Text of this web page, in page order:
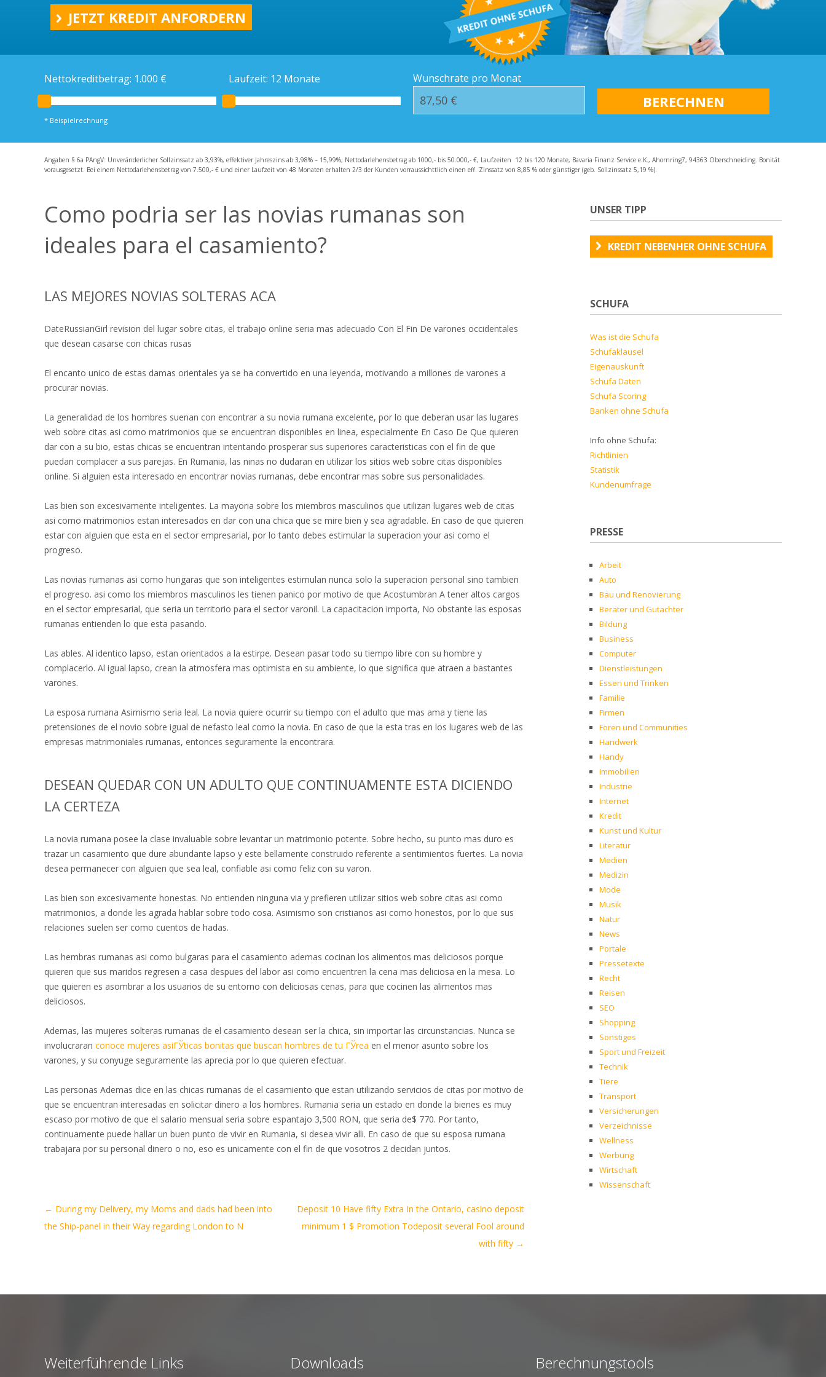
Kreditrechner
Häufige Fragen – FAQ
JETZT KREDIT ANFORDERN
Nettokreditbetrag: 1.000 € Laufzeit: 12 Monate Wunschrate pro Monat
* Beispielrechnung
Angaben § 6a PAngV: Unveränderlicher Sollzinssatz ab 3,93%, effektiver Jahreszins ab 3,98% – 15,99%, Nettodarlehensbetrag ab 1000,- bis 50.000,- €, Laufzeiten 12 bis 120 Monate, Bavaria Finanz Service e.K., Ahornring7, 94363 Oberschneiding. Bonität
vorausgesetzt. Bei einem Nettodarlehensbetrag von 7.500,- € und einer Laufzeit von 48 Monaten erhalten 2/3 der Kunden vorraussichttlich einen eff. Zinssatz von 8,85 % oder günstiger (geb. Sollzinssatz 5,19 %).
Como podri­a ser las novias rumanas son
ideales para el casamiento?
LAS MEJORES NOVIAS SOLTERAS ACA
DateRussianGirl revision del lugar sobre citas, el trabajo online seri­a mas adecuado Con El Fin De varones occidentales
que desean casarse con chicas rusas
El encanto unico de estas damas orientales ya se ha convertido en una leyenda, motivando a millones de varones a
procurar novias.
La generalidad de los hombres suenan con encontrar a su novia rumana excelente, por lo que deberan usar las lugares
web sobre citas asi­ como matrimonios que se encuentran disponibles en linea, especialmente En Caso De Que quieren
dar con a su bio, estas chicas se encuentran intentando prosperar sus superiores caracteristicas con el fin de que
puedan complacer a sus parejas. En Rumania, las ninas no dudaran en utilizar los sitios web sobre citas disponibles
online. Si alguien esta interesado en encontrar novias rumanas, debe encontrar mas sobre sus personalidades.
Las bien son excesivamente inteligentes. La mayoria sobre los miembros masculinos que utilizan lugares web de citas
asi­ como matrimonios estan interesados en dar con una chica que se mire bien y sea agradable. En caso de que quieren
estar con alguien que esta en el sector empresarial, por lo tanto debes estimular la superacion your asi­ como el
progreso.
Las novias rumanas asi­ como hungaras que son inteligentes estimulan nunca solo la superacion personal sino tambien
el progreso. asi­ como los miembros masculinos les tienen panico por motivo de que Acostumbran A tener altos cargos
en el sector empresarial, que seri­a un territorio para el sector varonil. La capacitacion importa, No obstante las esposas
rumanas entienden lo que esta pasando.
Las ables. Al identico lapso, estan orientados a la estirpe. Desean pasar todo su tiempo libre con su hombre y
complacerlo. Al igual lapso, crean la atmosfera mas optimista en su ambiente, lo que significa que atraen a bastantes
varones.
La esposa rumana Asimismo seri­a leal. La novia quiere ocurrir su tiempo con el adulto que mas ama y tiene las
pretensiones de el novio sobre igual de nefasto leal como la novia. En caso de que la esta tras en los lugares web de las
empresas matrimoniales rumanas, entonces seguramente la encontrara.
DESEAN QUEDAR CON UN ADULTO QUE CONTINUAMENTE ESTA DICIENDO
LA CERTEZA
La novia rumana posee la clase invaluable sobre levantar un matrimonio potente. Sobre hecho, su punto mas duro es
trazar un casamiento que dure abundante lapso y este bellamente construido referente a sentimientos fuertes. La novia
desea permanecer con alguien que sea leal, confiable asi­ como feliz con su varon.
Las bien son excesivamente honestas. No entienden ninguna via y prefieren utilizar sitios web sobre citas asi­ como
matrimonios, a donde les agrada hablar sobre todo cosa. Asimismo son cristianos asi­ como honestos, por lo que sus
relaciones suelen ser como cuentos de hadas.
Las hembras rumanas asi­ como bulgaras para el casamiento ademas cocinan los alimentos mas deliciosos porque
quieren que sus maridos regresen a casa despues del labor asi­ como encuentren la cena mas deliciosa en la mesa. Lo
que quieren es asombrar a los usuarios de su entorno con deliciosas cenas, para que cocinen las alimentos mas
deliciosos.
Ademas, las mujeres solteras rumanas de el casamiento desean ser la chica, sin importar las circunstancias. Nunca se
involucraran conoce mujeres asiГЎticas bonitas que buscan hombres de tu ГЎrea en el menor asunto sobre los
varones, y su conyuge seguramente las aprecia por lo que quieren efectuar.
Las personas Ademas dice en las chicas rumanas de el casamiento que estan utilizando servicios de citas por motivo de
que se encuentran interesadas en solicitar dinero a los hombres. Rumania seri­a un estado en donde la bienes es muy
escaso por motivo de que el salario mensual seri­a sobre espantajo 3,500 RON, que seri­a de$ 770. Por tanto,
continuamente puede hallar un buen punto de vivir en Rumania, si desea vivir alli. En caso de que su esposa rumana
trabajara por su personal dinero o no, eso es unicamente con el fin de que vosotros 2 decidan juntos.
Artikel-
Navigation
← During my Delivery, my Moms and dads had been into
the Ship-panel in their Way regarding London to N
Deposit 10 Have fifty Extra In the Ontario, casino deposit
minimum 1 $ Promotion Todeposit several Fool around
with fifty →
UNSER TIPP
KREDIT NEBENHER OHNE SCHUFA
SCHUFA
Was ist die Schufa
Schufaklausel
Eigenauskunft
Schufa Daten
Schufa Scoring
Banken ohne Schufa
Info ohne Schufa:
Richtlinien
Statistik
Kundenumfrage
PRESSE
Arbeit
Auto
Bau und Renovierung
Berater und Gutachter
Bildung
Business
Computer
Dienstleistungen
Essen und Trinken
Familie
Firmen
Foren und Communities
Handwerk
Handy
Immobilien
Industrie
Internet
Kredit
Kunst und Kultur
Literatur
Medien
Medizin
Mode
Musik
Natur
News
Portale
Pressetexte
Recht
Reisen
SEO
Shopping
Sonstiges
Sport und Freizeit
Technik
Tiere
Transport
Versicherungen
Verzeichnisse
Wellness
Werbung
Wirtschaft
Wissenschaft
Weiterführende Links Downloads Berechnungstools